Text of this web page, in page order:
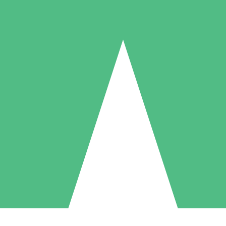
Individuelle Credit-Pakete
nach Bedarf mit Download-Credits. Keine monatliche Verpflichtung